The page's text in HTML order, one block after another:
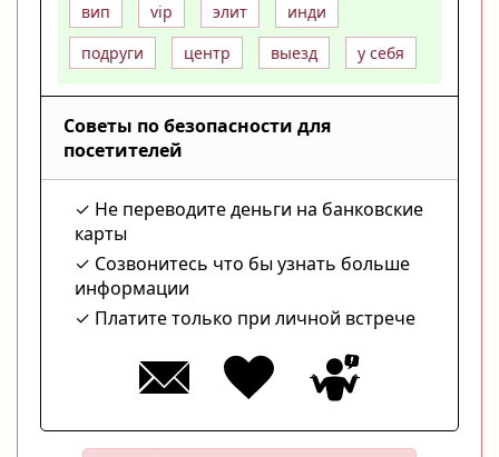
вип
vip элит
инди
подруги
центр выезд у себя
Советы по безопасности для
посетителей
Не переводите деньги на банковские
карты
Созвонитесь что бы узнать больше
информации
Платите только при личной встрече